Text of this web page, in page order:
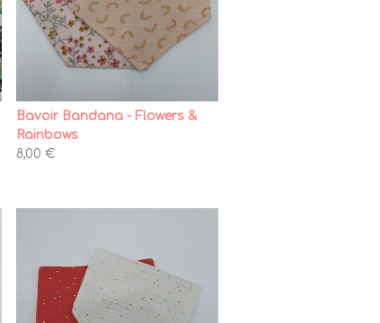
Bavoir Bandana - Flowers &
Rainbows
8,00 €